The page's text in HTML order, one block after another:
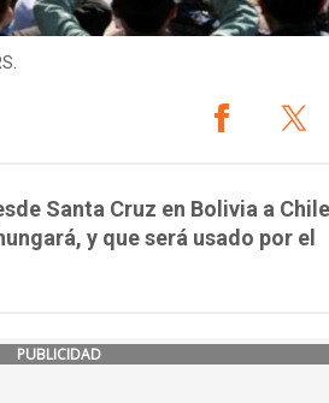
Santa Cruz en Bolivia a
y que será usado por el
PUBLICIDAD